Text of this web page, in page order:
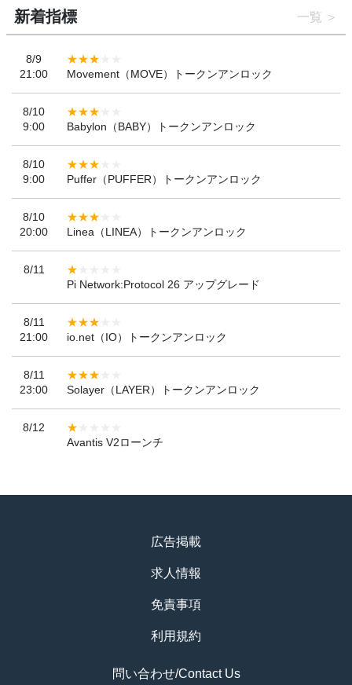
新着指標 一覧
8/9
21:00
Movement（MOVE）トークンアンロック
8/10
9:00
Babylon（BABY）トークンアンロック
8/10
9:00
Puffer（PUFFER）トークンアンロック
8/10
20:00
Linea（LINEA）トークンアンロック
8/11
Pi Network:Protocol 26 アップグレード
8/11
21:00
io.net（IO）トークンアンロック
8/11
23:00
Solayer（LAYER）トークンアンロック
8/12
Avantis V2ローンチ
広告掲載
求人情報
免責事項
利用規約
問い合わせ/Contact Us